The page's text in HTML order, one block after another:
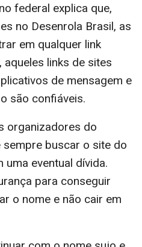
federal explica que,
no Desenrola Brasil, as
em qualquer link
links de sites
de mensagem e
são confiáveis.
organizadores do
buscar o site do
eventual dívida.
para conseguir
o nome e não cair em